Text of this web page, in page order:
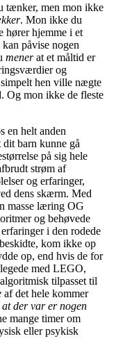
tænker, men mon ikke
. Mon ikke du
hører hjemme i et
påvise nogen
menerat et måltid er
og
hen ville nægte
Og mon ikke de fleste
en helt anden
barn kunne gå
på sig hele
strøm af
og erfaringer,
dens skærm. Med
masse læring OG
og behøvede
i den rodede
kom ikke op
op, end hvis de for
med LEGO,
tilpasset til
af det hele kommer
at der var er nogen
mange timer om
eller psykisk